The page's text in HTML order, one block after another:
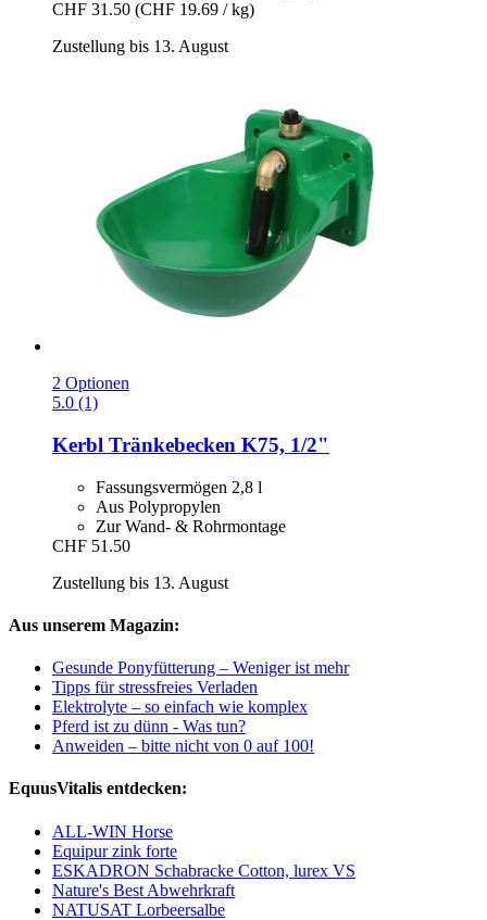
CHF 31.50 (CHF 19.69 / kg)
Zustellung bis 13. August
2 Optionen
5.0 (1)
Kerbl Tränkebecken K75, 1/2"
Fassungsvermögen 2,8 l
Aus Polypropylen
Zur Wand- & Rohrmontage
CHF 51.50
Zustellung bis 13. August
Aus unserem Magazin:
Gesunde Ponyfütterung – Weniger ist mehr
Tipps für stressfreies Verladen
Elektrolyte – so einfach wie komplex
Pferd ist zu dünn - Was tun?
Anweiden – bitte nicht von 0 auf 100!
EquusVitalis entdecken:
ALL-WIN Horse
Equipur zink forte
ESKADRON Schabracke Cotton, lurex VS
Nature's Best Abwehrkraft
NATUSAT Lorbeersalbe